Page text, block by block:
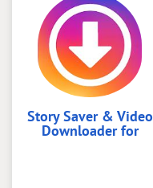
Story Saver & Video
Downloader for